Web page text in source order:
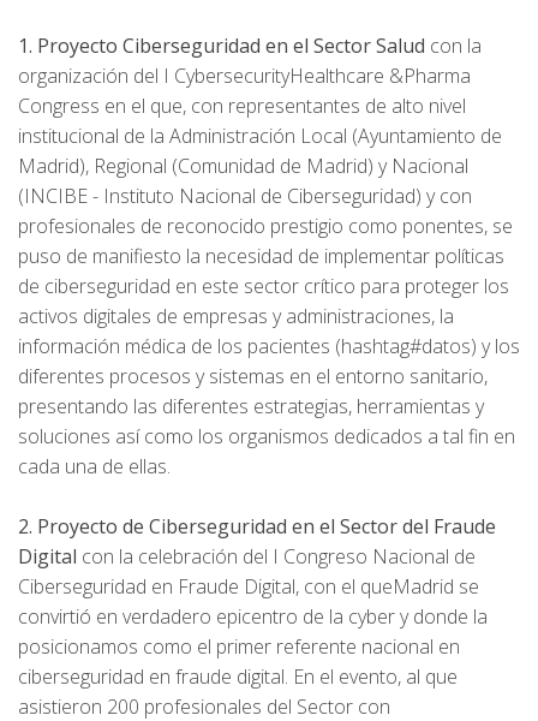
1. Proyecto Ciberseguridad en el Sector Salud con la
organización del I CybersecurityHealthcare &Pharma
Congress en el que, con representantes de alto nivel
institucional de la Administración Local (Ayuntamiento de
Madrid), Regional (Comunidad de Madrid) y Nacional
(INCIBE - Instituto Nacional de Ciberseguridad) y con
profesionales de reconocido prestigio como ponentes, se
puso de manifiesto la necesidad de implementar políticas
de ciberseguridad en este sector crítico para proteger los
activos digitales de empresas y administraciones, la
información médica de los pacientes (hashtag#datos) y los
diferentes procesos y sistemas en el entorno sanitario,
presentando las diferentes estrategias, herramientas y
soluciones así como los organismos dedicados a tal fin en
cada una de ellas.
2. Proyecto de Ciberseguridad en el Sector del Fraude
Digital con la celebración del I Congreso Nacional de
Ciberseguridad en Fraude Digital, con el queMadrid se
convirtió en verdadero epicentro de la cyber y donde la
posicionamos como el primer referente nacional en
ciberseguridad en fraude digital. En el evento, al que
asistieron 200 profesionales del Sector con